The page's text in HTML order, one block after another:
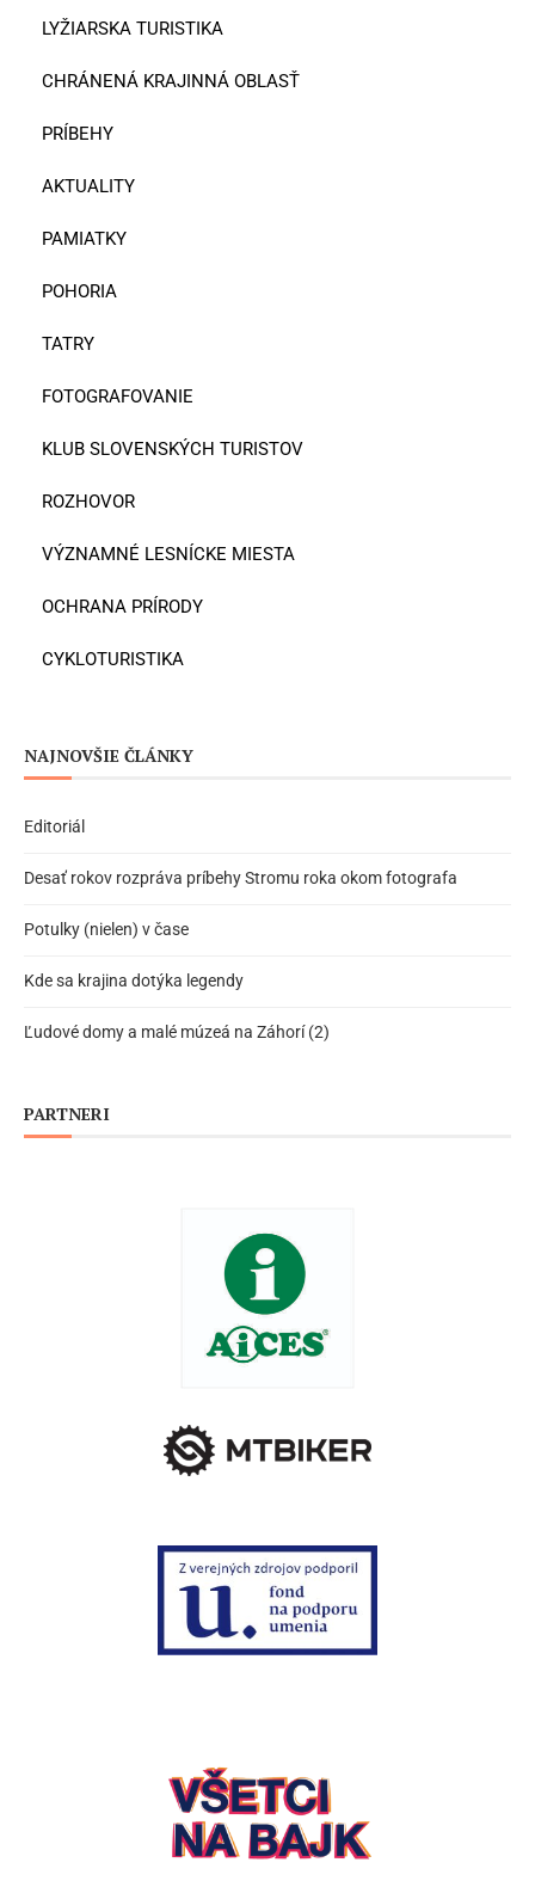
LYŽIARSKA TURISTIKA
CHRÁNENÁ KRAJINNÁ OBLASŤ
PRÍBEHY
AKTUALITY
PAMIATKY
POHORIA
TATRY
FOTOGRAFOVANIE
KLUB SLOVENSKÝCH TURISTOV
ROZHOVOR
VÝZNAMNÉ LESNÍCKE MIESTA
OCHRANA PRÍRODY
CYKLOTURISTIKA
NAJNOVŠIE ČLÁNKY
Editoriál
Desať rokov rozpráva príbehy Stromu roka okom fotografa
Potulky (nielen) v čase
Kde sa krajina dotýka legendy
Ľudové domy a malé múzeá na Záhorí (2)
PARTNERI